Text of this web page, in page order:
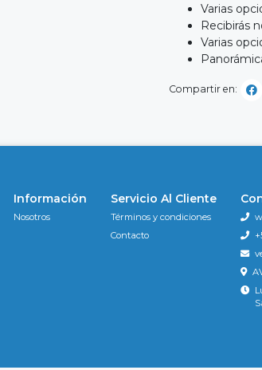
Varias
Recibirás
Varias
Compartir en:
Información
Nosotros
Servicio Al Cliente
Términos y condiciones
Contacto